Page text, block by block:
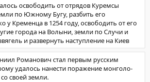
освободить от отрядов Куремсы
по Южному Бугу, разбить его
у Кременца в 1254 году, освободить от его
города на Волыни, земли по Случи и
и развернуть наступление на Киев
Романович стал первым русским
удалось нанести поражение монголо-
своей земли.